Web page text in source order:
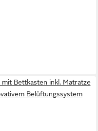
Bettkasten inkl. Matratze
Belüftungssystem